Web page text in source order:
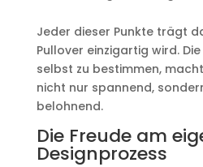
Jeder dieser Punkte trägt
Pullover einzigartig wird.
selbst zu bestimmen,
nicht nur spannend,
belohnend.
Die Freude am
Designprozess